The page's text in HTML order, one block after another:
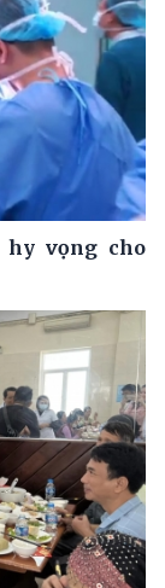
hy vọng cho